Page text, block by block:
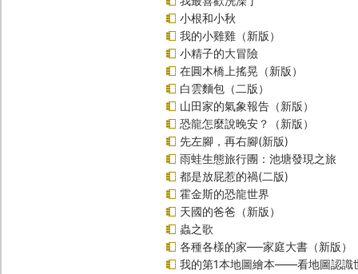
小根和小秋
我的小雞雞（新版）
小精子的大冒險
在圓木橋上搖晃（新版）
白雲麵包（二版）
山田家的氣象報告（新版）
恐龍怎麼說晚安？（新版）
先左腳，再右腳(新版)
雨蛙生態旅行團：池塘發現之旅
都是放屁惹的禍(二版)
霍金斯的恐龍世界
天國的爸爸（新版）
蟲之歌
各種各樣的家──家庭大書（新版）
我的第1本地圖繪本――看地圖認識